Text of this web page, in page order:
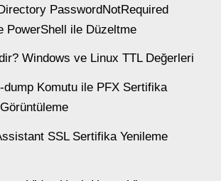
PasswordNotRequired
PowerShell ile Düzeltme
Windows ve Linux TTL Değerleri
Komutu ile PFX Sertifika
SSL Sertifika Yenileme